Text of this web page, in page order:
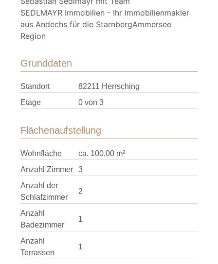
SEDLMAYR Immobilien - Ihr Immobilienmakler
aus Andechs für die StarnbergAmmersee
Region
Grunddaten
Standort
82211 Herrsching
Etage
0 von 3
Flächenaufstellung
Wohnfläche
ca. 100,00 m²
Anzahl Zimmer
3
Anzahl der
Schlafzimmer
2
Anzahl
Badezimmer
1
Anzahl
Terrassen
1